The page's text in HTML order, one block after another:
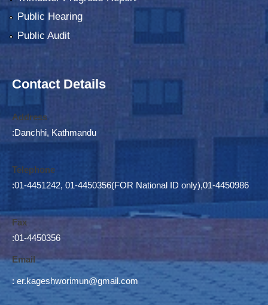
Public Hearing
Public Audit
Contact Details
Address
:Danchhi, Kathmandu
Telephone
:01-4451242, 01-4450356(FOR National ID only),01-4450986
Fax
:01-4450356
Email
: er.kageshworimun@gmail.com